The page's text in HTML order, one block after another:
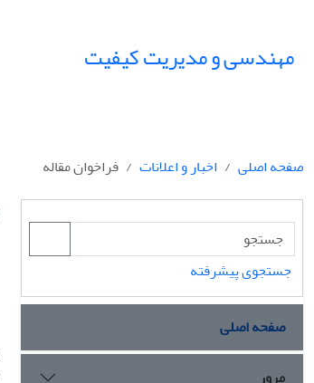
مهندسی و مدیریت کیفیت
صفحه اصلی اخبار و اعلانات فراخوان مقاله
جستجوی پیشرفته
صفحه اصلی
مرور